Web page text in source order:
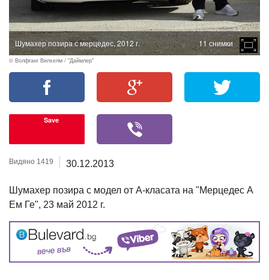
Шумахер позира с мерцедес, 2012 г. 11 снимки
© Волфганг Вилхелм / "Даймлер"
Save
Видяно 1419 30.12.2013
Шумахер позира с модел от А-класата на "Мерцедес А
Ем Ге", 23 май 2012 г.